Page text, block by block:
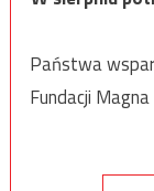
Państwa
Fundacji